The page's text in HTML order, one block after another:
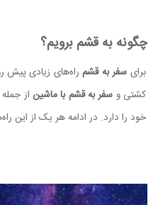
چگونه به قشم برویم؟
برای سفر به قشمراه‌های زیادی پیش
کشتی و سفر به قشم با ماشین از
خود را دارد. در ادامه هر یک از این